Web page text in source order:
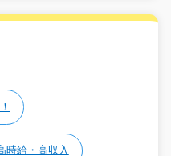
時給・高収入